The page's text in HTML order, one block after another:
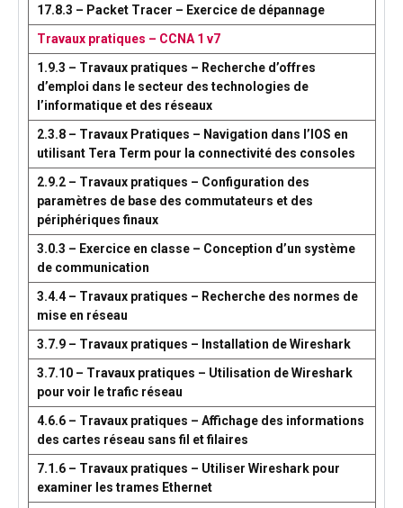
17.8.3 – Packet Tracer – Exercice de dépannage
Travaux pratiques – CCNA 1 v7
1.9.3 – Travaux pratiques – Recherche d’offres
d’emploi dans le secteur des technologies de
l’informatique et des réseaux
2.3.8 – Travaux Pratiques – Navigation dans l’IOS en
utilisant Tera Term pour la connectivité des consoles
2.9.2 – Travaux pratiques – Configuration des
paramètres de base des commutateurs et des
périphériques finaux
3.0.3 – Exercice en classe – Conception d’un système
de communication
3.4.4 – Travaux pratiques – Recherche des normes de
mise en réseau
3.7.9 – Travaux pratiques – Installation de Wireshark
3.7.10 – Travaux pratiques – Utilisation de Wireshark
pour voir le trafic réseau
4.6.6 – Travaux pratiques – Affichage des informations
des cartes réseau sans fil et filaires
7.1.6 – Travaux pratiques – Utiliser Wireshark pour
examiner les trames Ethernet